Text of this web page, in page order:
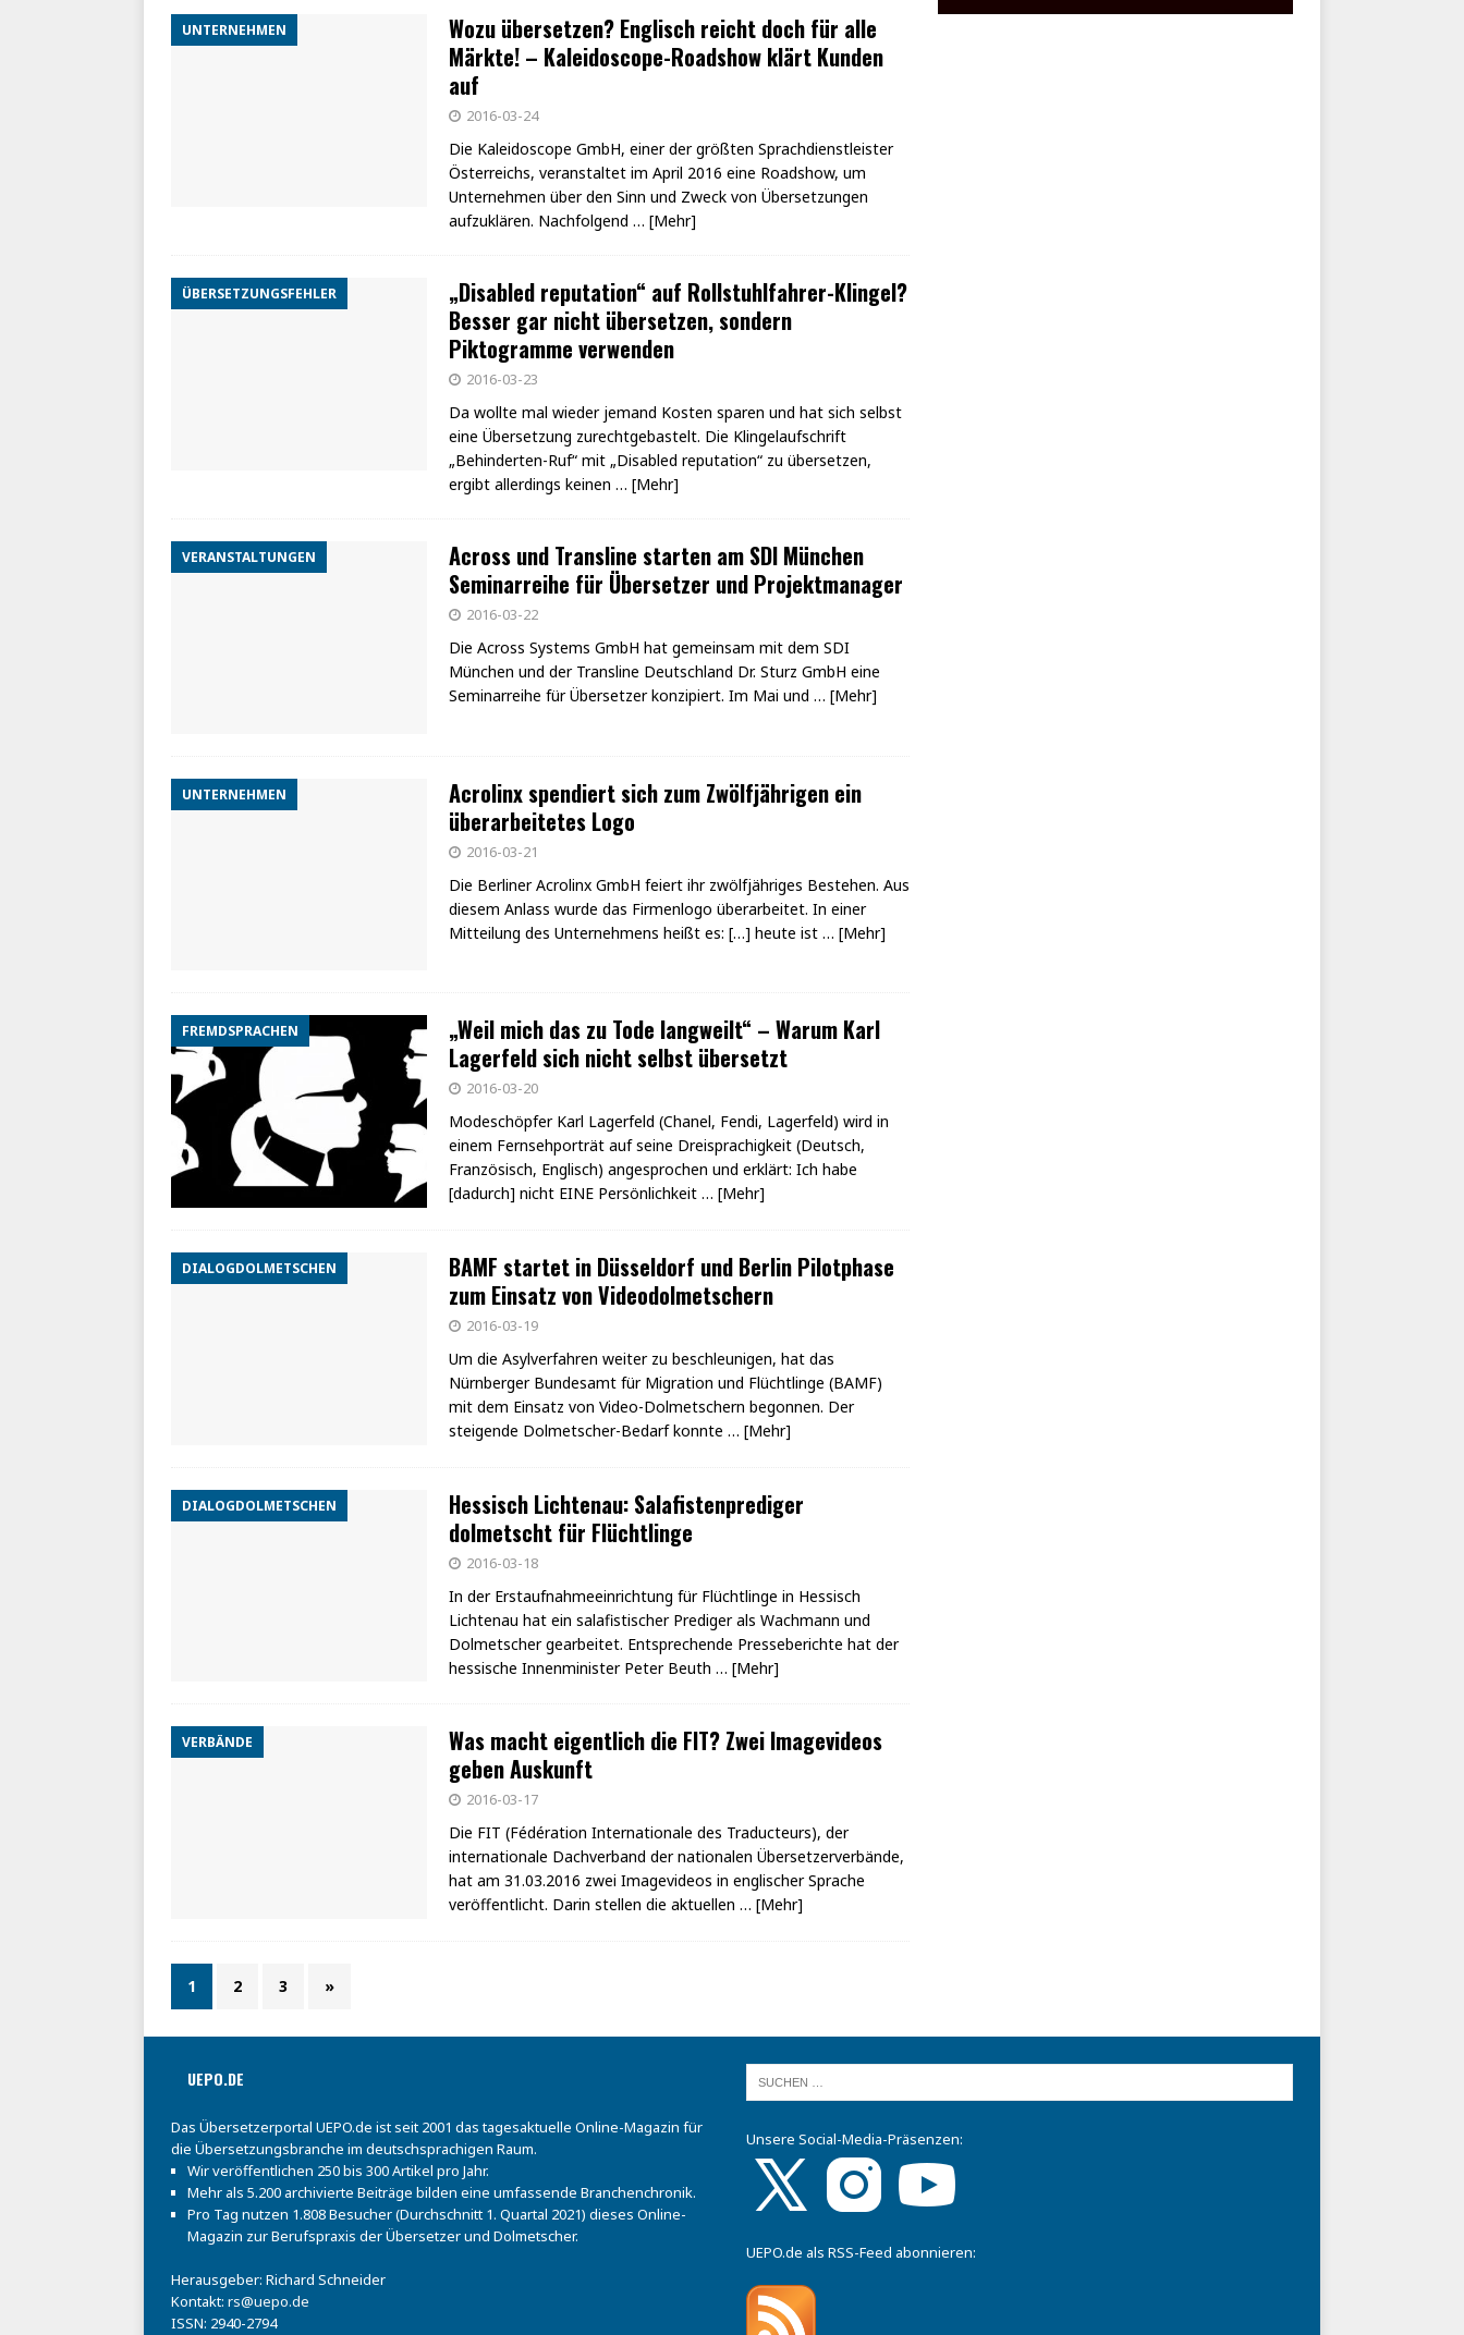
UNTERNEHMEN
Wozu übersetzen? Englisch reicht doch für alle
Märkte! – Kaleidoscope-Roadshow klärt Kunden
auf
2016-03-24
Die Kaleidoscope GmbH, einer der größten Sprachdienstleister
Österreichs, veranstaltet im April 2016 eine Roadshow, um
Unternehmen über den Sinn und Zweck von Übersetzungen
aufzuklären. Nachfolgend … [Mehr]
ÜBERSETZUNGSFEHLER
„Disabled reputation“ auf Rollstuhlfahrer-Klingel?
Besser gar nicht übersetzen, sondern
Piktogramme verwenden
2016-03-23
Da wollte mal wieder jemand Kosten sparen und hat sich selbst
eine Übersetzung zurechtgebastelt. Die Klingelaufschrift
„Behinderten-Ruf“ mit „Disabled reputation“ zu übersetzen,
ergibt allerdings keinen … [Mehr]
VERANSTALTUNGEN
Across und Transline starten am SDI München
Seminarreihe für Übersetzer und Projektmanager
2016-03-22
Die Across Systems GmbH hat gemeinsam mit dem SDI
München und der Transline Deutschland Dr. Sturz GmbH eine
Seminarreihe für Übersetzer konzipiert. Im Mai und … [Mehr]
UNTERNEHMEN
Acrolinx spendiert sich zum Zwölfjährigen ein
überarbeitetes Logo
2016-03-21
Die Berliner Acrolinx GmbH feiert ihr zwölfjähriges Bestehen. Aus
diesem Anlass wurde das Firmenlogo überarbeitet. In einer
Mitteilung des Unternehmens heißt es: […] heute ist … [Mehr]
FREMDSPRACHEN
„Weil mich das zu Tode langweilt“ – Warum Karl
Lagerfeld sich nicht selbst übersetzt
2016-03-20
Modeschöpfer Karl Lagerfeld (Chanel, Fendi, Lagerfeld) wird in
einem Fernsehporträt auf seine Dreisprachigkeit (Deutsch,
Französisch, Englisch) angesprochen und erklärt: Ich habe
[dadurch] nicht EINE Persönlichkeit … [Mehr]
DIALOGDOLMETSCHEN
BAMF startet in Düsseldorf und Berlin Pilotphase
zum Einsatz von Videodolmetschern
2016-03-19
Um die Asylverfahren weiter zu beschleunigen, hat das
Nürnberger Bundesamt für Migration und Flüchtlinge (BAMF)
mit dem Einsatz von Video-Dolmetschern begonnen. Der
steigende Dolmetscher-Bedarf konnte … [Mehr]
DIALOGDOLMETSCHEN
Hessisch Lichtenau: Salafistenprediger
dolmetscht für Flüchtlinge
2016-03-18
In der Erstaufnahmeeinrichtung für Flüchtlinge in Hessisch
Lichtenau hat ein salafistischer Prediger als Wachmann und
Dolmetscher gearbeitet. Entsprechende Presseberichte hat der
hessische Innenminister Peter Beuth … [Mehr]
VERBÄNDE
Was macht eigentlich die FIT? Zwei Imagevideos
geben Auskunft
2016-03-17
Die FIT (Fédération Internationale des Traducteurs), der
internationale Dachverband der nationalen Übersetzerverbände,
hat am 31.03.2016 zwei Imagevideos in englischer Sprache
veröffentlicht. Darin stellen die aktuellen … [Mehr]
1 2 3 »
UEPO.DE
Das Übersetzerportal UEPO.de ist seit 2001 das tagesaktuelle Online-Magazin für
die Übersetzungsbranche im deutschsprachigen Raum.
Wir veröffentlichen 250 bis 300 Artikel pro Jahr.
Mehr als 5.200 archivierte Beiträge bilden eine umfassende Branchenchronik.
Pro Tag nutzen 1.808 Besucher (Durchschnitt 1. Quartal 2021) dieses Online-
Magazin zur Berufspraxis der Übersetzer und Dolmetscher.
Herausgeber: Richard Schneider
Kontakt: rs@uepo.de
ISSN: 2940-2794
Unsere Social-Media-Präsenzen:
UEPO.de als RSS-Feed abonnieren: